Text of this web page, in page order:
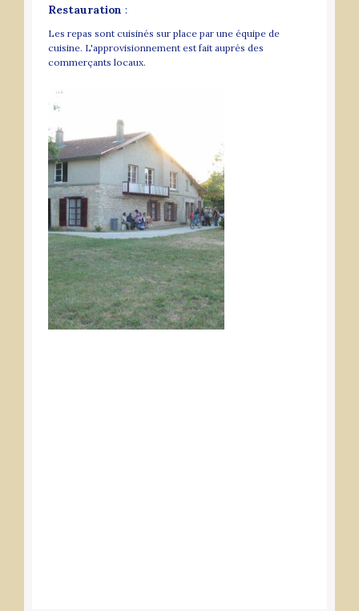
Restauration :
Les repas sont cuisinés sur place par une équipe de
cuisine. L'approvisionnement est fait auprès des
commerçants locaux.